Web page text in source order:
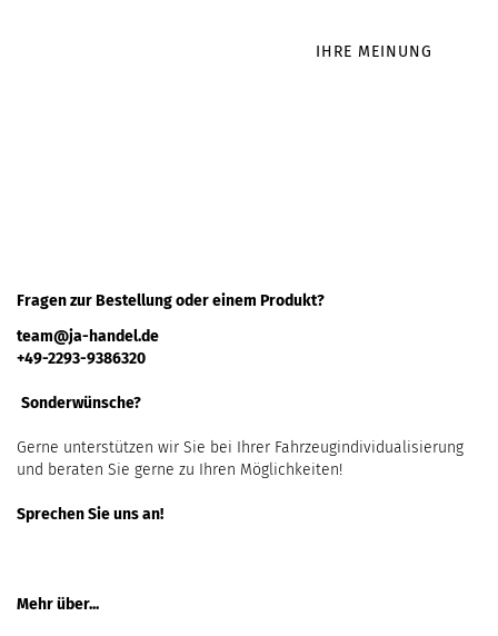
IHRE MEINUNG
Fragen zur Bestellung oder einem Produkt?
team@ja-handel.de
+49-2293-9386320
Sonderwünsche?
Gerne unterstützen wir Sie bei Ihrer Fahrzeugindividualisierung
und beraten Sie gerne zu Ihren Möglichkeiten!
Sprechen Sie uns an!
Mehr über...